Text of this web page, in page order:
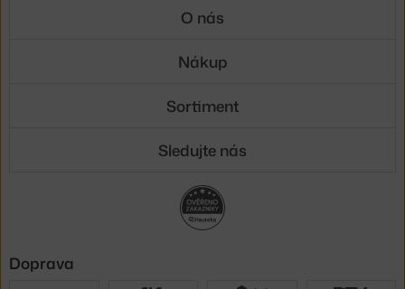
O nás
Nákup
Sortiment
Sledujte nás
Doprava